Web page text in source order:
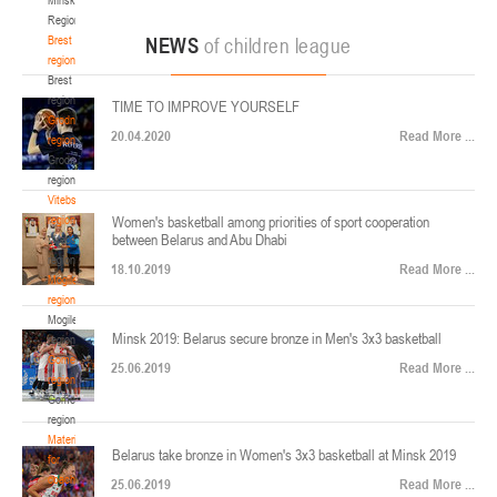
Region
Brest
region
Brest
region
Grodno
region
Grodno
region
Vitebsk
region
Vitebsk
region
Mogilev
region
Mogilev
region
Gomel
region
Gomel
region
Materials
for
coaches
ул. Ленинградская, 4
Минск
Финал четырех – юноши 2014-2015 гг.р., Дивизион 2, 22-24 апреля 2026 г., г.
Минск, ул. Стадионная, 3
U-12, девушки
V тур – девушки 2014-2015 гг.р., Дивизион 1, 17-19 апреля 2026 г., г. Гомель,
ул. Б.Хмельницкого, 118а
Минск
Финал 4-х – девушки 2010-2011 гг.р., Дивизион 2, 14-16 апреля 2026 г., г.
Минск, ул. Стадионная, 3
NEWS of children league
TIME TO IMPROVE YOURSELF
20.04.2020 Read More ...
Women's basketball among priorities of sport cooperation
between Belarus and Abu Dhabi
18.10.2019 Read More ...
Minsk 2019: Belarus secure bronze in Men's 3x3 basketball
25.06.2019 Read More ...
Belarus take bronze in Women's 3x3 basketball at Minsk 2019
25.06.2019 Read More ...